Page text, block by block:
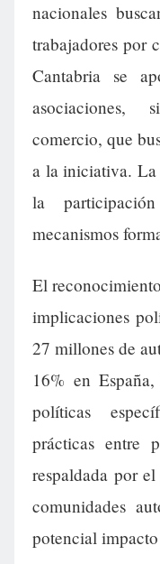
nacionales
trabajadores por
Cantabria se
asociaciones,
comercio, que
a la iniciativa. La
la
mecanismos
El
implicaciones
27 millones de
16% en
políticas
prácticas entre
respaldada por
comunidades
potencial